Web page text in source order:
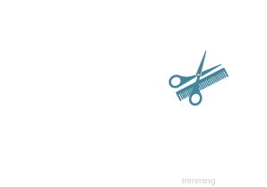
trimming